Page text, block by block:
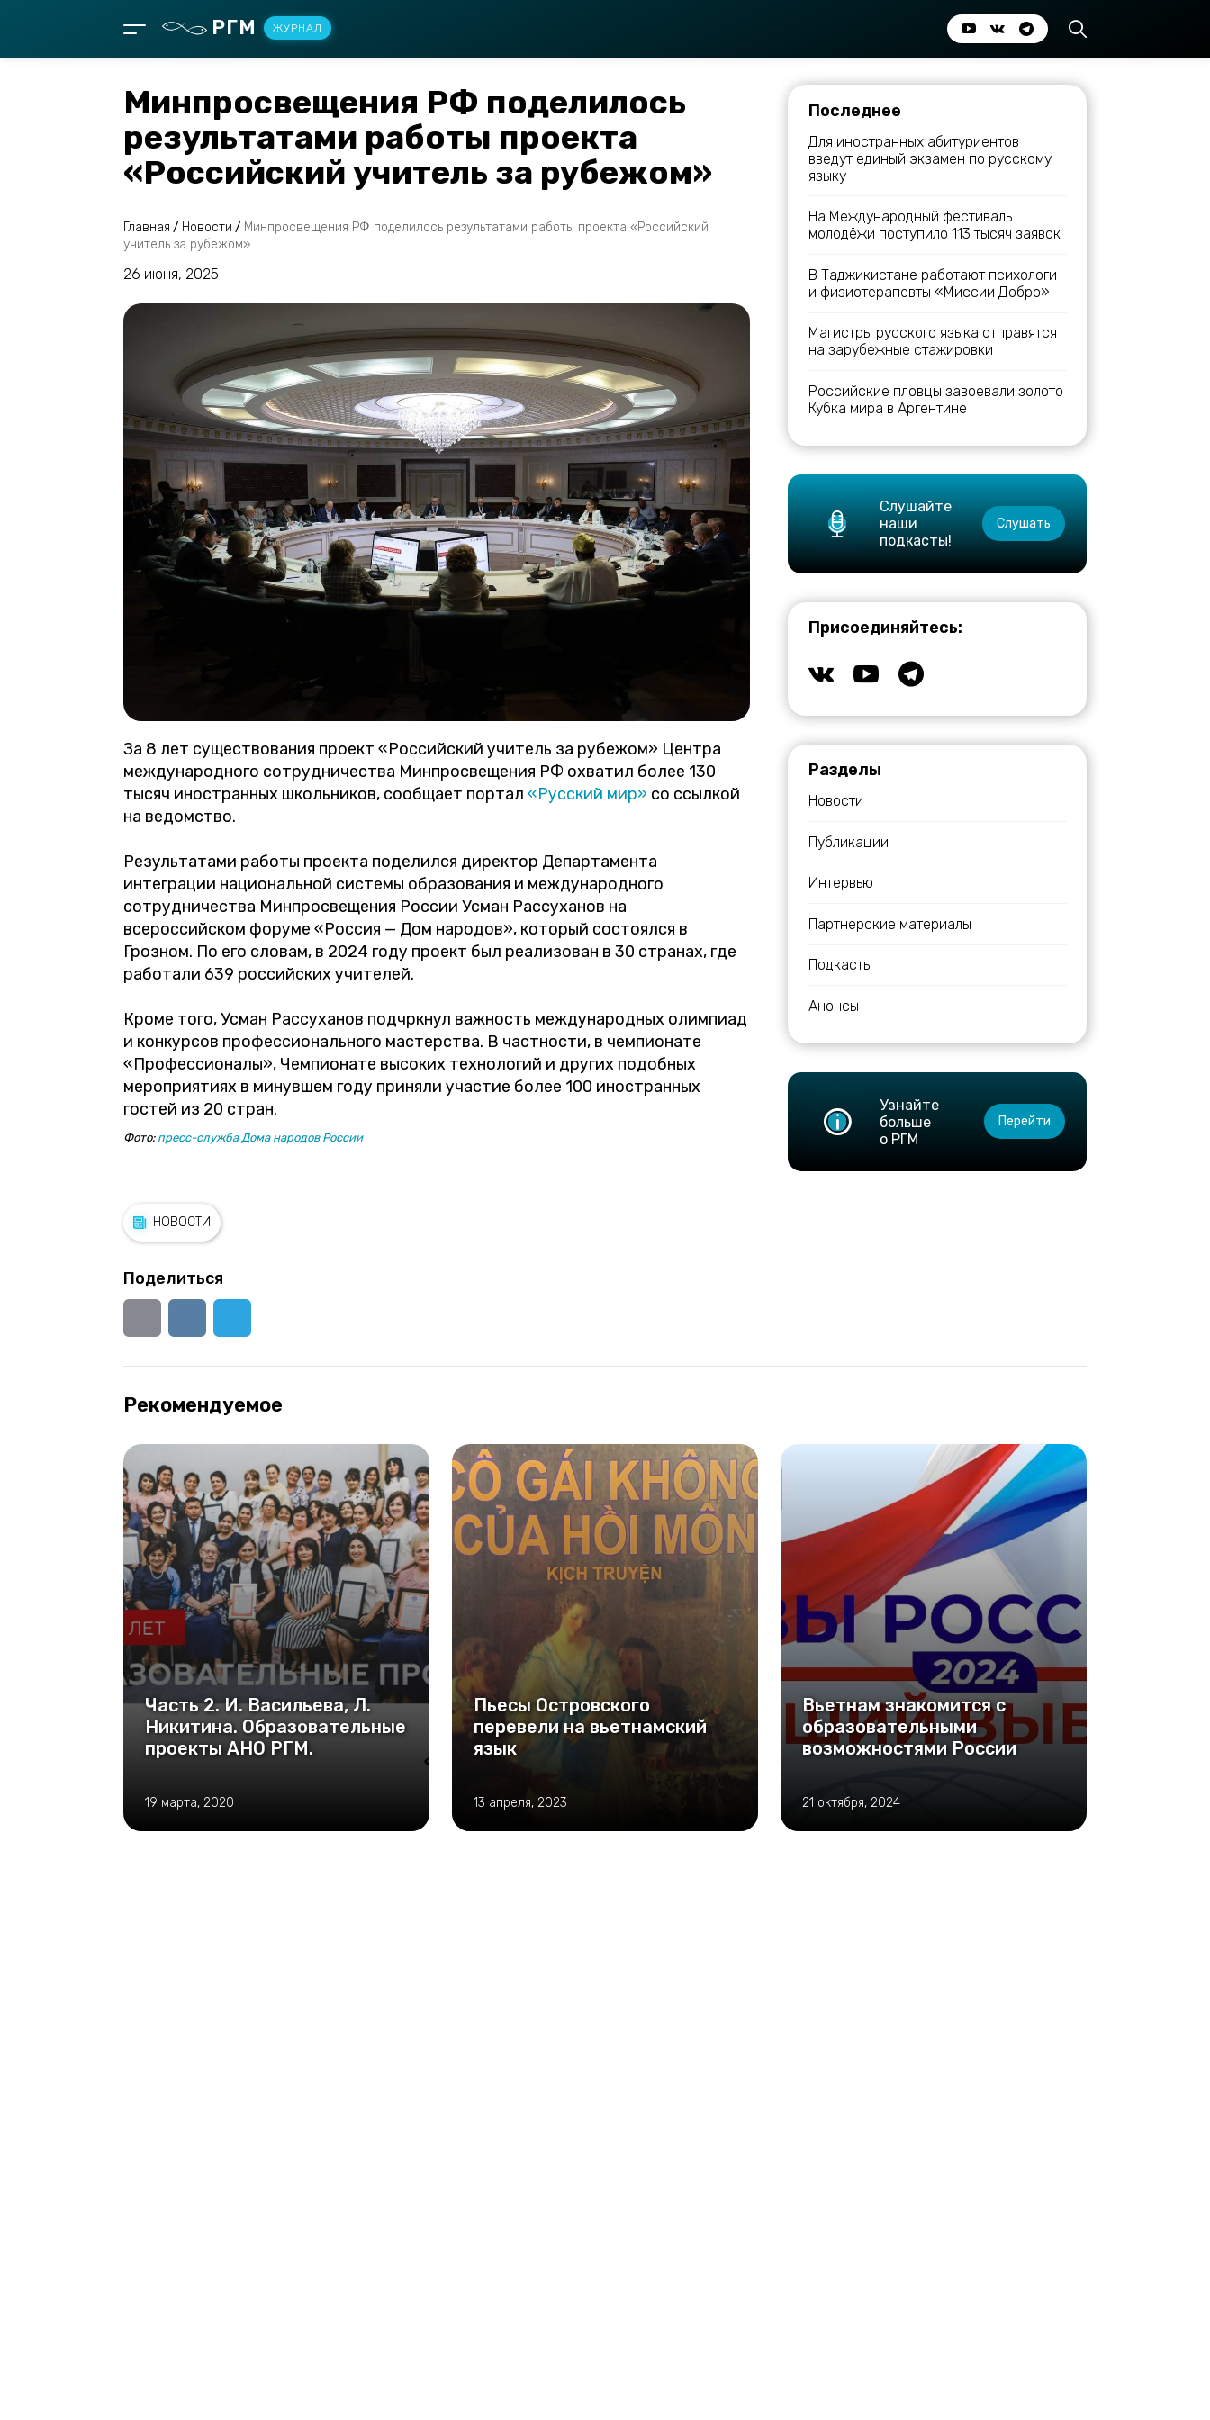
РГМ ЖУРНАЛ
Минпросвещения РФ поделилось
результатами работы проекта
«Российский учитель за рубежом»
Главная / Новости / Минпросвещения РФ поделилось результатами работы проекта «Российский
учитель за рубежом»
26 июня, 2025
За 8 лет существования проект «Российский учитель за рубежом» Центра
международного сотрудничества Минпросвещения РФ охватил более 130
тысяч иностранных школьников, сообщает портал «Русский мир» со ссылкой
на ведомство.
Результатами работы проекта поделился директор Департамента
интеграции национальной системы образования и международного
сотрудничества Минпросвещения России Усман Рассуханов на
всероссийском форуме «Россия — Дом народов», который состоялся в
Грозном. По его словам, в 2024 году проект был реализован в 30 странах, где
работали 639 российских учителей.
Кроме того, Усман Рассуханов подчркнул важность международных олимпиад
и конкурсов профессионального мастерства. В частности, в чемпионате
«Профессионалы», Чемпионате высоких технологий и других подобных
мероприятиях в минувшем году приняли участие более 100 иностранных
гостей из 20 стран.
Фото: пресс-служба Дома народов России
НОВОСТИ
Поделиться
Последнее
Для иностранных абитуриентов
введут единый экзамен по русскому
языку
На Международный фестиваль
молодёжи поступило 113 тысяч заявок
В Таджикистане работают психологи
и физиотерапевты «Миссии Добро»
Магистры русского языка отправятся
на зарубежные стажировки
Российские пловцы завоевали золото
Кубка мира в Аргентине
Слушайте
наши
подкасты!
Слушать
Присоединяйтесь:
Разделы
Новости
Публикации
Интервью
Партнерские материалы
Подкасты
Анонсы
Узнайте
больше
о РГМ
Перейти
Рекомендуемое
Часть 2. И. Васильева, Л.
Никитина. Образовательные
проекты АНО РГМ.
19 марта, 2020
Пьесы Островского
перевели на вьетнамский
язык
13 апреля, 2023
Вьетнам знакомится с
образовательными
возможностями России
21 октября, 2024